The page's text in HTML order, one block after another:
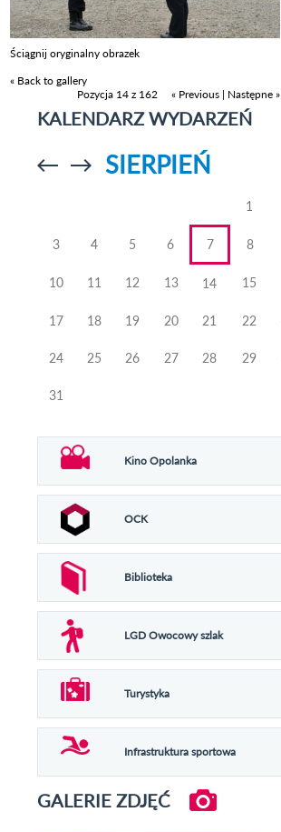
Ściągnij oryginalny obrazek
« Back to gallery
Pozycja 14 z 162
« Previous | Następne »
KALENDARZ WYDARZEŃ
Przejdź doPrzejdź do
SIERPIEŃ
1
3 4 5 6 7 8
10 11 12 13 14 15
17 18 19 20 21 22
24 25 26 27 28 29
31
Kino Opolanka
OCK
Biblioteka
LGD Owocowy szlak
Turystyka
Infrastruktura sportowa
GALERIE ZDJĘĆ